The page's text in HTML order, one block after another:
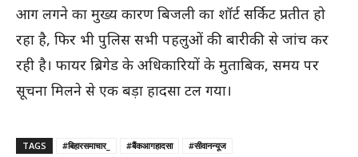
आग लगने का मुख्य कारण बिजली का शॉर्ट सर्किट प्रतीत हो
रहा है, फिर भी पुलिस सभी पहलुओं की बारीकी से जांच कर
रही है। फायर ब्रिगेड के अधिकारियों के मुताबिक, समय पर
सूचना मिलने से एक बड़ा हादसा टल गया।
TAGS #बिहारसमाचार_ #बैंकआगहादसा #सीवानन्यूज